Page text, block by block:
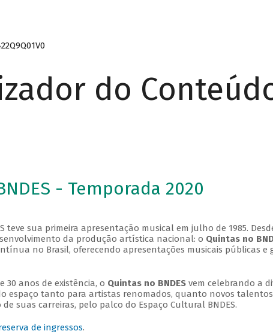
do
- Temporada 2020
teve sua primeira apresentação musical em julho de 1985.
da produção artística nacional: o Quintas no
no Brasil, oferecendo apresentações musicais públicas e
30 anos de existência, o Quintas no BNDESvem celebrando a
espaço tanto para artistas renomados, quanto novos
suas carreiras, pelo palco do Espaço Cultural BNDES.
de ingressos.